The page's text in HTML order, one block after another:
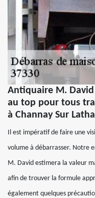
Antiquaire M.
au top pour tous
à Channay Sur
Il est impératif de faire une
volume à débarrasser. Notre
M. David estimera la valeur
afin de trouver la formule
également quelques